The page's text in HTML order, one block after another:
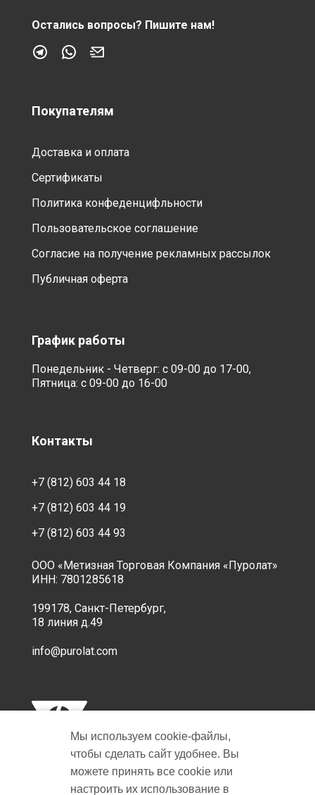
Остались вопросы? Пишите нам!
Покупателям
Доставка и оплата
Сертификаты
Политика конфеденцифльности
Пользовательское соглашение
Согласие на получение рекламных рассылок
Публичная оферта
График работы
Понедельник - Четверг: с 09-00 до 17-00,
Пятница: с 09-00 до 16-00
Контакты
+7 (812) 603 44 18
+7 (812) 603 44 19
+7 (812) 603 44 93
ООО «Метизная Торговая Компания «Пуролат»
ИНН: 7801285618
199178, Санкт-Петербург,
18 линия д.49
info@purolat.com
Мы используем cookie‑файлы,
чтобы сделать сайт удобнее. Вы
можете принять все cookie или
настроить их использование в